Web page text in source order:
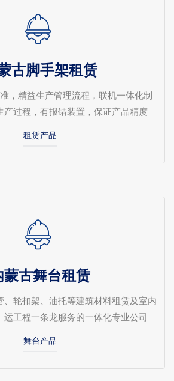
古脚手架租赁
，精益生产管理流程，联机一体化制
产过程，有报错装置，保证产品精度
租赁产品
蒙古舞台租赁
、轮扣架、油托等建筑材料租赁及室内
运工程一条龙服务的一体化专业公司
舞台产品